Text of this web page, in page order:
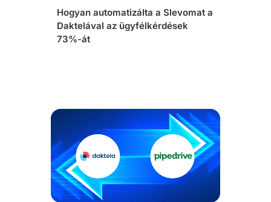
Hogyan automatizálta a Slevomat a
Daktelával az ügyfélkérdések
73%-át